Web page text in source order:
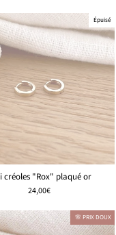
DOUX
Épuisé
créoles "Rox" plaqué or
24,00€
🌸 PRIX DOUX